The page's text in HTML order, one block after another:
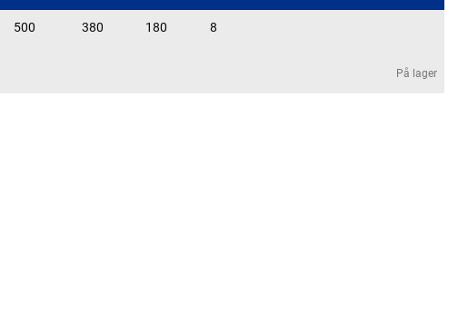
500 380 180 8
På lager